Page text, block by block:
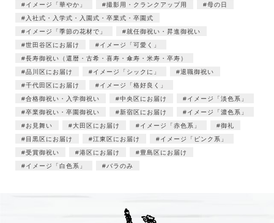
イメージ「華やか」
撮影用・クランクアップ用
母の日
入社式・入学式・入園式・卒業式・卒園式
イメージ「季節の花材で」
就任御祝い・昇進御祝い
世田谷区にお届け
イメージ「可愛く」
長寿御祝い（還暦・古希・喜寿・傘寿・米寿・卒寿）
品川区にお届け
イメージ「シックに」
退職御祝い
千代田区にお届け
イメージ「格好良く」
合格御祝い・入学御祝い
中央区にお届け
イメージ「淡色系」
卒業御祝い・卒園御祝い
新宿区にお届け
イメージ「濃色系」
お見舞い
大田区にお届け イメージ「赤色系」
御礼
目黒区にお届け
江東区にお届け
イメージ「ピンク系」
受賞御祝い
港区にお届け
豊島区にお届け
イメージ「白色系」
バラのみ